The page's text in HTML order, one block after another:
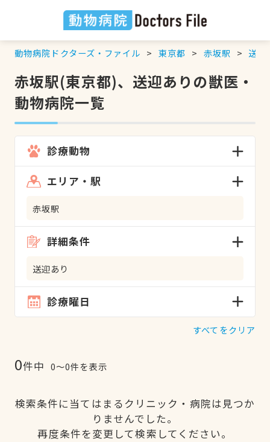
動物病院ドクターズ・ファイル 東京都 赤坂駅 送迎
赤坂駅(東京都)、送迎ありの獣医・
動物病院一覧
診療動物
エリア・駅
赤坂駅
詳細条件
送迎あり
診療曜日
すべてをクリア
0件中 0〜0件を表示
検索条件に当てはまるクリニック・病院は見つか
りませんでした。
再度条件を変更して検索してください。